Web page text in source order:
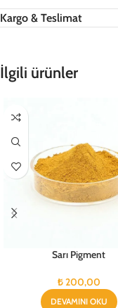
Kargo & Teslimat
İlgili ürünler
Sarı Pigment
₺200,00
DEVAMINI OKU